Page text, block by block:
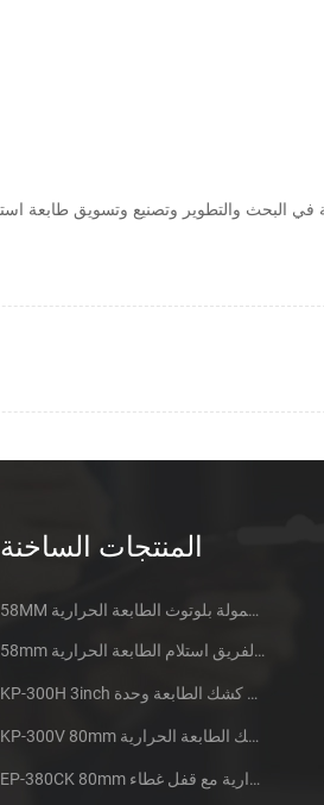
المنتجات الساخنة
58MM المتنقلة المحمولة بلوتوث الطابعة الحرارية PTP-II
58mm الدقيقة الفريق استلام الطابعة الحرارية CSN-A1
KP-300H 3inch الحرارية كشك الطابعة وحدة
KP-300V 80mm عرض عالية السرعة كشك الطابعة الحرارية
EP-380CK 80mm طابعة حرارية مع قفل غطاء